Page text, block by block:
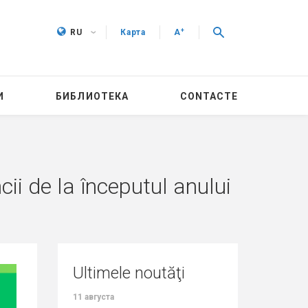
RU Карта A+
БИБЛИОТЕКА CONTACTE
de la începutul anului
Ultimele noutăţi
29 июля